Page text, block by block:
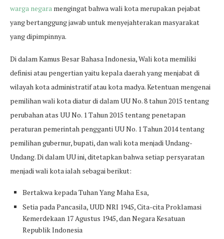
warga negara mengingat bahwa wali kota merupakan pejabat
yang bertanggung jawab untuk menyejahterakan masyarakat
yang dipimpinnya.
Di dalam Kamus Besar Bahasa Indonesia, Wali kota memiliki
definisi atau pengertian yaitu kepala daerah yang menjabat di
wilayah kota administratif atau kota madya. Ketentuan mengenai
pemilihan wali kota diatur di dalam UU No. 8 tahun 2015 tentang
perubahan atas UU No. 1 Tahun 2015 tentang penetapan
peraturan pemerintah pengganti UU No. 1 Tahun 2014 tentang
pemilihan gubernur, bupati, dan wali kota menjadi Undang-
Undang. Di dalam UU ini, ditetapkan bahwa setiap persyaratan
menjadi wali kota ialah sebagai berikut:
Bertakwa kepada Tuhan Yang Maha Esa,
Setia pada Pancasila, UUD NRI 1945, Cita-cita Proklamasi
Kemerdekaan 17 Agustus 1945, dan Negara Kesatuan
Republik Indonesia